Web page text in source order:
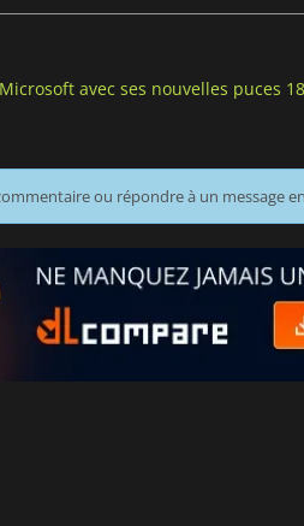
avec ses nouvelles puces
ou répondre à un message